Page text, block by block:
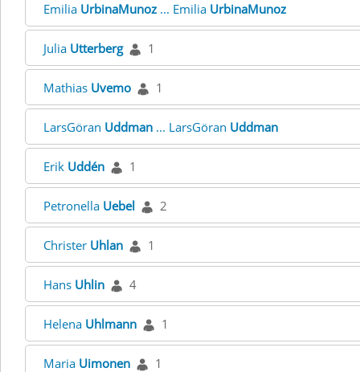
Emilia UrbinaMunoz ... Emilia UrbinaMunoz
Julia Utterberg 1
Mathias Uvemo 1
LarsGöran Uddman ... LarsGöran Uddman
Erik Uddén 1
Petronella Uebel 2
Christer Uhlan 1
Hans Uhlin 4
Helena Uhlmann 1
Maria Uimonen 1